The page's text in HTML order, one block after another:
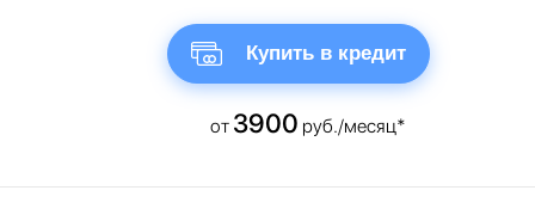
Купить в кредит
от 3900 руб./месяц*